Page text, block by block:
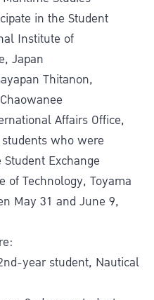
in the Student
Institute of
Japan
Thitanon,
Affairs Office,
who were
Exchange
of Technology, Toyama
May 31 and June 9,
year student, Nautical